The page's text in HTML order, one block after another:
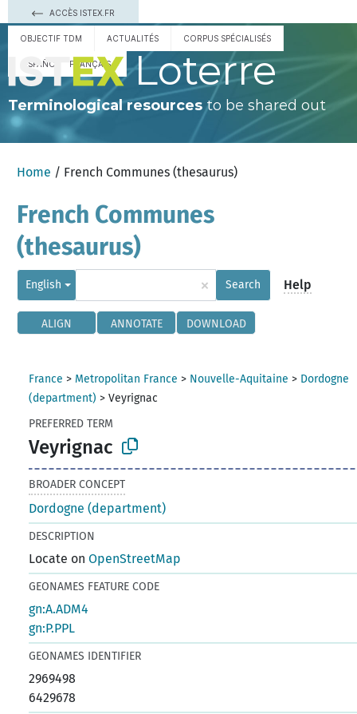
ACCÈS ISTEX.FR
OBJECTIF TDM ACTUALITÉS CORPUS SPÉCIALISÉS
ESPAÑOL FRANÇAIS Loterre
Terminological resourcesto be shared out
Home / French Communes (thesaurus)
French Communes
(thesaurus)
English × Search Help
ALIGN ANNOTATE DOWNLOAD
France > Metropolitan France > Nouvelle-Aquitaine > Dordogne
(department) >Veyrignac
PREFERRED TERM
Veyrignac
BROADER CONCEPT
Dordogne (department)
DESCRIPTION
Locate onOpenStreetMap
GEONAMES FEATURE CODE
gn:A.ADM4
gn:P.PPL
GEONAMES IDENTIFIER
2969498
6429678